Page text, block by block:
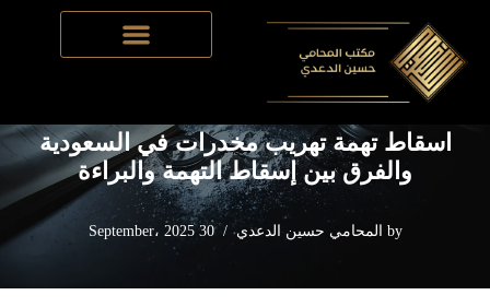
Skip
Home
-قضايا مخدرات في السعودية
اسقاط تهمة تهريب مخدرات
في السعودية والفرق بين إسقاط التهمة والبراءة
اسقاط تهمة تهريب مخدرات في السعودية
والفرق بين إسقاط التهمة والبراءة
by المحامي حسين الدعدي 30 September، 2025